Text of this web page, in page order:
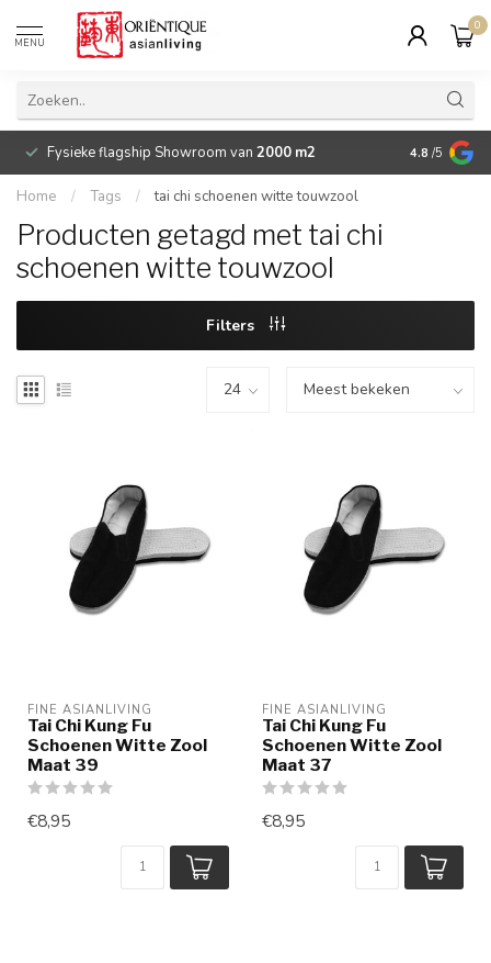
MENU
0
Fysieke flagship Showroom van 2000 m2 Betaalbare
4.8 /5
Home / Tags / tai chi schoenen witte touwzool
Producten getagd met tai chi
schoenen witte touwzool
Filters
FINE ASIANLIVING
Tai Chi Kung Fu
Schoenen Witte Zool
Maat 39
€8,95
FINE ASIANLIVING
Tai Chi Kung Fu
Schoenen Witte Zool
Maat 37
€8,95